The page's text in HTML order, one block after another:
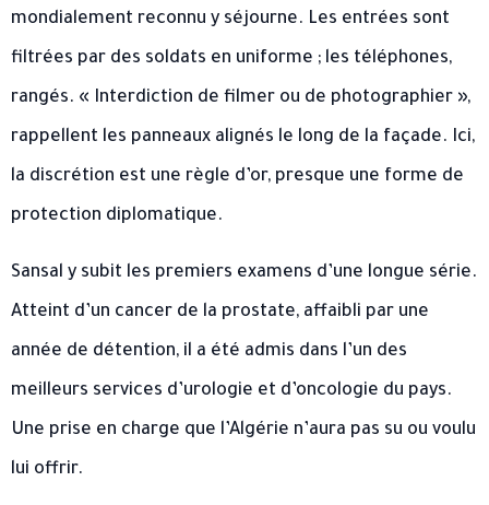
mondialement reconnu y séjourne. Les entrées sont
filtrées par des soldats en uniforme ; les téléphones,
rangés. « Interdiction de filmer ou de photographier »,
rappellent les panneaux alignés le long de la façade. Ici,
la discrétion est une règle d’or, presque une forme de
protection diplomatique.
Sansal y subit les premiers examens d’une longue série.
Atteint d’un cancer de la prostate, affaibli par une
année de détention, il a été admis dans l’un des
meilleurs services d’urologie et d’oncologie du pays.
Une prise en charge que l’Algérie n’aura pas su ou voulu
lui offrir.